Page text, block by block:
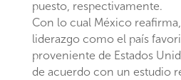
puesto, respectivamente.
Con lo cual México
liderazgo como el país
proveniente de Estados
de acuerdo con un estudio